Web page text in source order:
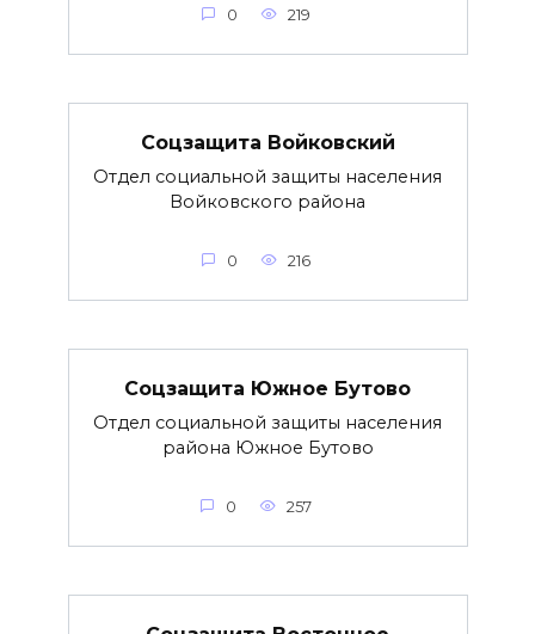
0 219
Соцзащита Войковский
Отдел социальной защиты населения
Войковского района
0 216
Соцзащита Южное Бутово
Отдел социальной защиты населения
района Южное Бутово
0 257